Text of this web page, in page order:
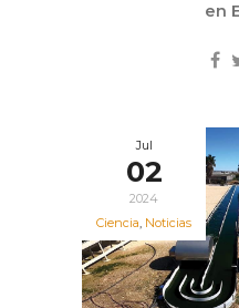
en
Jul
02
2024
Ciencia, Noticias